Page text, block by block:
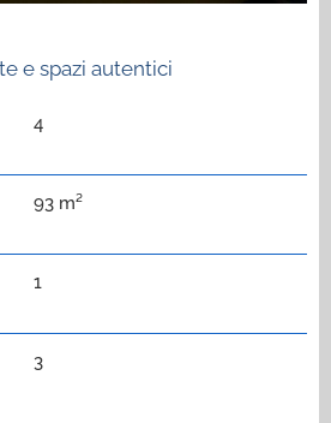
e spazi autentici
4
93 m²
1
3